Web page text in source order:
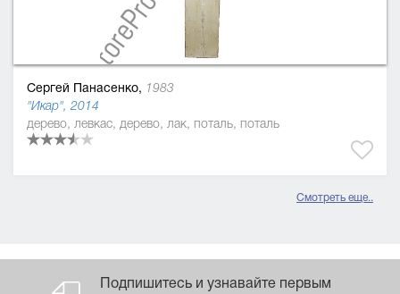
Сергей Панасенко, 1983
"Икар", 2014
дерево, левкас, дерево, лак, поталь, поталь
Смотреть еще..
Подпишитесь и узнавайте первым